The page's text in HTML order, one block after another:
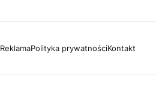
ReklamaPolityka prywatnościKontakt